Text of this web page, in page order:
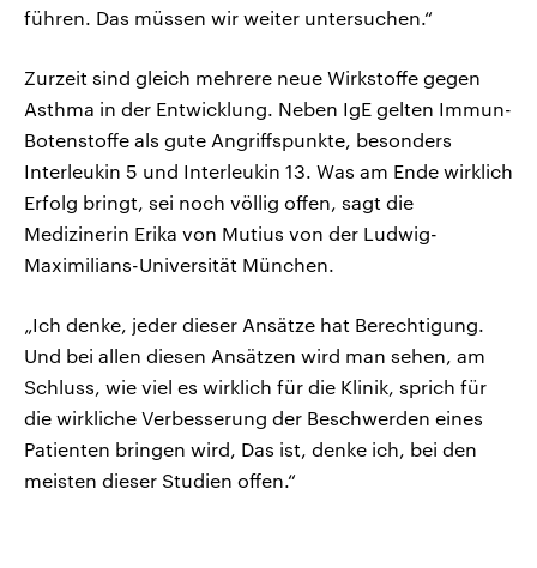
führen. Das müssen wir weiter untersuchen.“
Zurzeit sind gleich mehrere neue Wirkstoffe gegen
Asthma in der Entwicklung. Neben IgE gelten Immun-
Botenstoffe als gute Angriffspunkte, besonders
Interleukin 5 und Interleukin 13. Was am Ende wirklich
Erfolg bringt, sei noch völlig offen, sagt die
Medizinerin Erika von Mutius von der Ludwig-
Maximilians-Universität München.
„Ich denke, jeder dieser Ansätze hat Berechtigung.
Und bei allen diesen Ansätzen wird man sehen, am
Schluss, wie viel es wirklich für die Klinik, sprich für
die wirkliche Verbesserung der Beschwerden eines
Patienten bringen wird, Das ist, denke ich, bei den
meisten dieser Studien offen.“